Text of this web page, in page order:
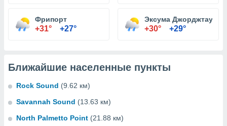
Фрипорт
+31° +27°
Эксума Джорджтаун
+30° +29°
Ближайшие населенные пункты
Rock Sound (9.62 км)
Savannah Sound (13.63 км)
North Palmetto Point (21.88 км)